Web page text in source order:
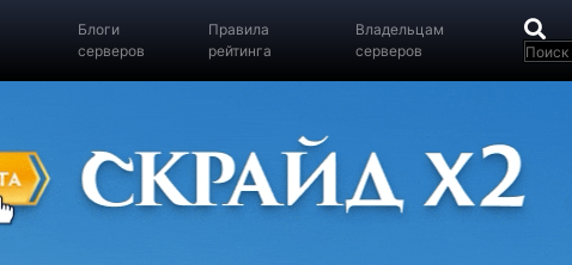
Блоги
серверов
Правила
рейтинга
Владельцам
серверов